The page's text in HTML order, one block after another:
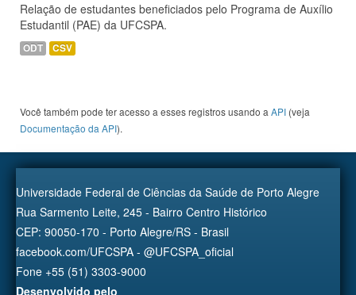
Relação de estudantes beneficiados pelo Programa de Auxílio
Estudantil (PAE) da UFCSPA.
ODT CSV
Você também pode ter acesso a esses registros usando a API (veja
Documentação da API).
Universidade Federal de Ciências da Saúde de Porto Alegre
Rua Sarmento Leite, 245 - Bairro Centro Histórico
CEP: 90050-170 - Porto Alegre/RS - Brasil
facebook.com/UFCSPA - @UFCSPA_oficial
Fone +55 (51) 3303-9000
Desenvolvido pelo